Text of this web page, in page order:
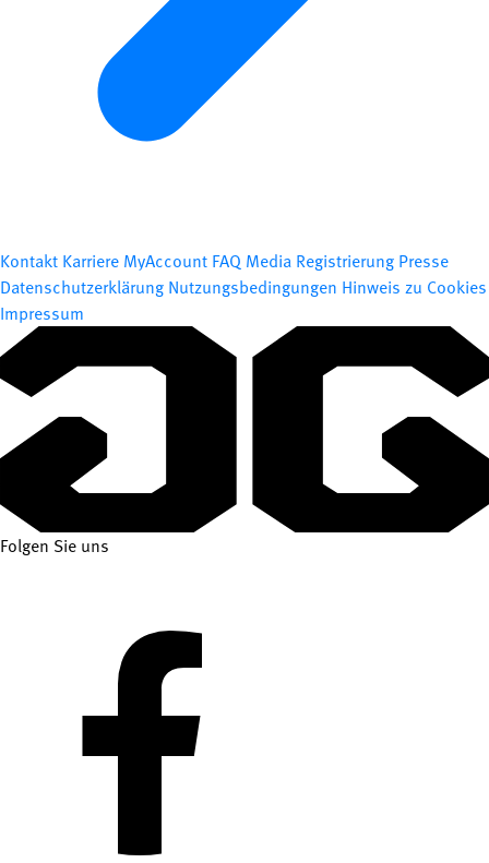
Kontakt Karriere MyAccount FAQ Media Registrierung Presse
Datenschutzerklärung Nutzungsbedingungen Hinweis zu Cookies
Impressum
Folgen Sie uns